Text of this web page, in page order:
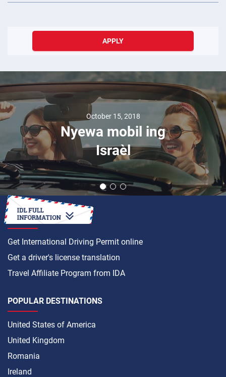
APPLY
October 15, 2018
Nyewa mobil ing
Israèl
HOW TO
Get International Driving Permit online
Get a driver's license translation
Travel Affiliate Program from IDA
POPULAR DESTINATIONS
United States of America
United Kingdom
Romania
Ireland